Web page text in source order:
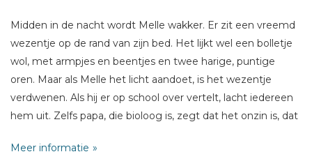
Midden in de nacht wordt Melle wakker. Er zit een vreemd
wezentje op de rand van zijn bed. Het lijkt wel een bolletje
wol, met armpjes en beentjes en twee harige, puntige
oren. Maar als Melle het licht aandoet, is het wezentje
verdwenen. Als hij er op school over vertelt, lacht iedereen
hem uit. Zelfs papa, die bioloog is, zegt dat het onzin is, dat
hij gezien heeft...
Meer informatie
E-mail *
Titel *
Bericht *